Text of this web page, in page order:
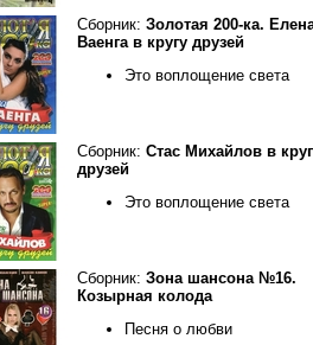
Сборник: Золотая 200-ка.
Ваенга в кругу друзей
Это воплощение света
Сборник: Стас Михайлов в
друзей
Это воплощение света
Сборник: Зона шансона №16.
Козырная колода
Песня о любви